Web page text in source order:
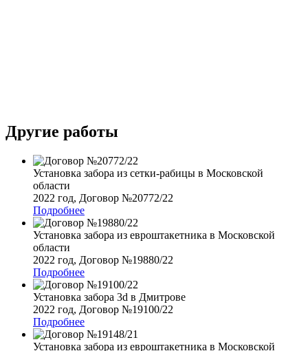
Другие работы
Установка забора из сетки-рабицы в Московской
области
2022 год, Договор №20772/22
Подробнее
Установка забора из евроштакетника в Московской
области
2022 год, Договор №19880/22
Подробнее
Установка забора 3d в Дмитрове
2022 год, Договор №19100/22
Подробнее
Установка забора из евроштакетника в Московской